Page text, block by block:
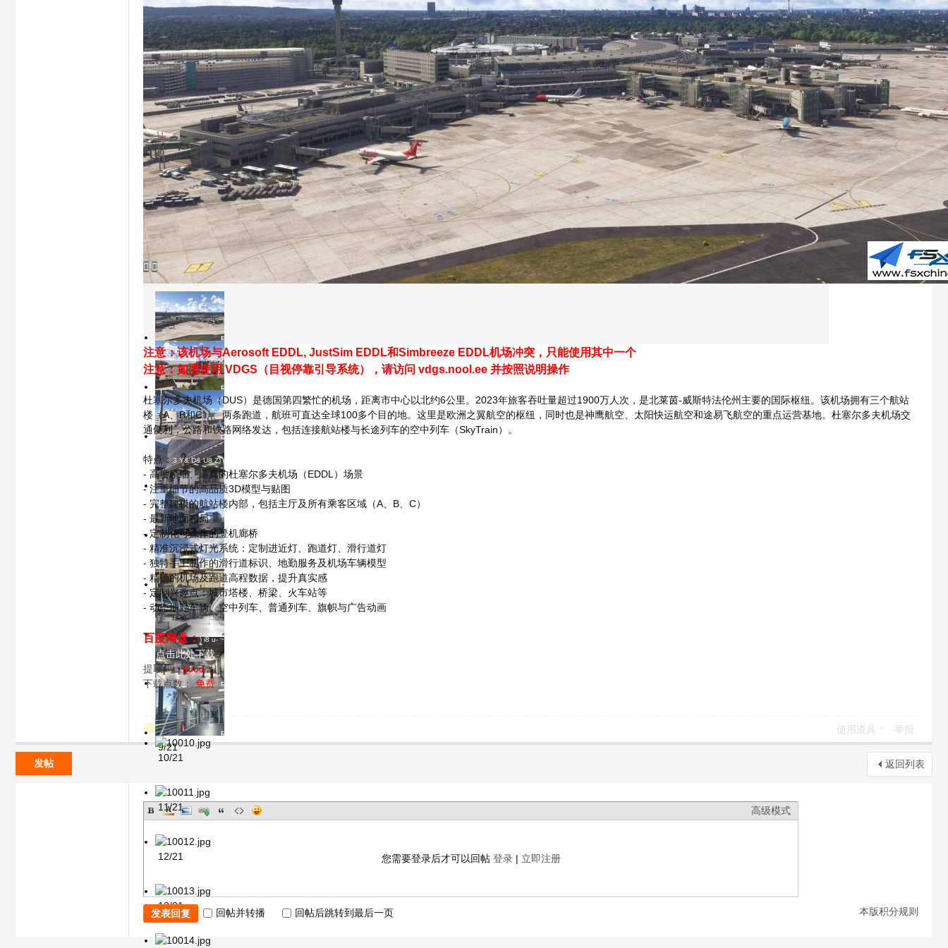
 
1/21
2/21
3/21
4/21
5/21
6/21
7/21
8/21
9/21
10/21
11/21
12/21
13/21
注意：该机场与Aerosoft EDDL, JustSim EDDL和Simbreeze EDDL机场冲突，只能使用其中一个
注意：如需使用 VDGS（目视停靠引导系统），请访问 vdgs.nool.ee 并按照说明操作
杜塞尔多夫机场（DUS）是德国第四繁忙的机场，距离市中心以北约6公里。2023年旅客吞吐量超过1900万人次，是北莱茵-威斯特法伦州主要的国际枢纽。该机场拥有三个航站
楼（A、B和C）、两条跑道，航班可直达全球100多个目的地。这里是欧洲之翼航空的枢纽，同时也是神鹰航空、太阳快运航空和途易飞航空的重点运营基地。杜塞尔多夫机场交
通便利，公路和铁路网络发达，包括连接航站楼与长途列车的空中列车（SkyTrain）。
特点：3 Y& D& U8 Z) w( ^, g: D6 v
- 高度精细、逼真的杜塞尔多夫机场（EDDL）场景
- 注重细节的高品质3D模型与贴图
- 完整建模的航站楼内部，包括主厅及所有乘客区域（A、B、C）
- 最新地面布局
- 定制化可操作的登机廊桥
- 精准沉浸式灯光系统：定制进近灯、跑道灯、滑行道灯
- 独特手工制作的滑行道标识、地勤服务及机场车辆模型
- 精确的机场及跑道高程数据，提升真实感
- 定制兴趣点：城市塔楼、桥梁、火车站等
- 动态地勤车辆、空中列车、普通列车、旗帜与广告动画
百度网盘：) i8 u- ~7 R/ V% ^" @4 j* |
请点击此处下载
提取码：k35o
下载点数：
免费
回复 使用道具 举报
返回列表
发帖
高级模式
您需要登录后才可以回帖 登录| 立即注册
本版积分规则
发表回复 回帖并转播 回帖后跳转到最后一页